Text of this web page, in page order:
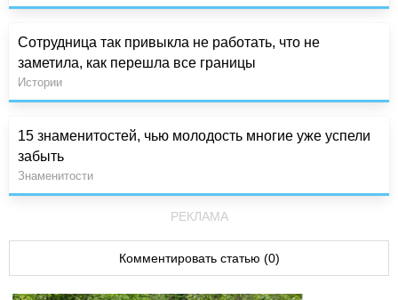
Сотрудница так привыкла не работать, что не
заметила, как перешла все границы
Истории
15 знаменитостей, чью молодость многие уже успели
забыть
Знаменитости
РЕКЛАМА
Комментировать статью (0)